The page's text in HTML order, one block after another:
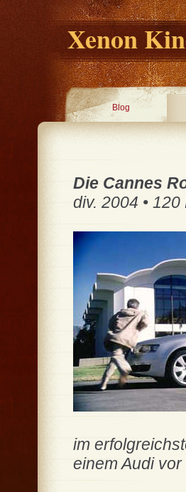
Xenon
Blog
Die Cannes
div. 2004 •
im
einem Audi vor